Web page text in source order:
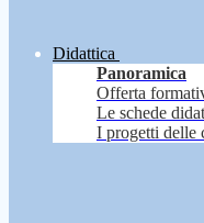
Didattica
Panoramica
Offerta
Le schede
I progetti delle